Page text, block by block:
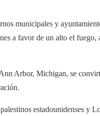
municipales y
a favor de un alto el fuego,
Arbor, Michigan, se
estadounidenses y